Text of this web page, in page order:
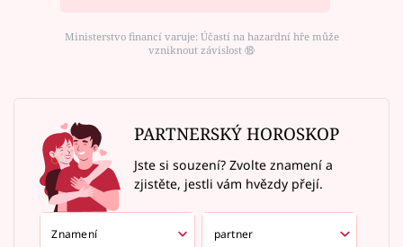
Ministerstvo financí varuje: Účastí na hazardní hře může
vzniknout závislost ⑱
PARTNERSKÝ HOROSKOP
Jste si souzení? Zvolte znamení a
zjistěte, jestli vám hvězdy přejí.